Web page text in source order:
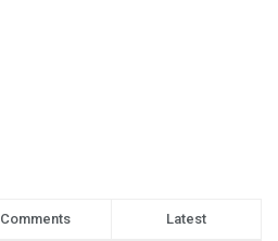
Comments Latest